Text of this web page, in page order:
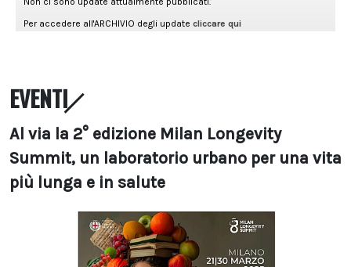
EVENTI
Al via la 2° edizione Milan Longevity
Summit, un laboratorio urbano per una vita
più lunga e in salute